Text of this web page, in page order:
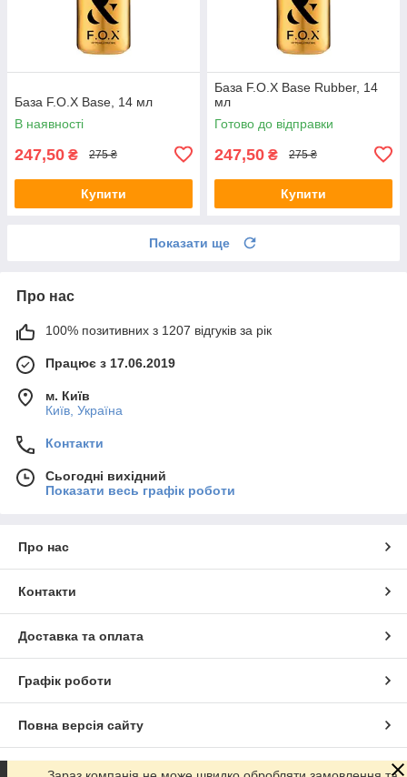
База F.O.X Base, 14 мл
В наявності
247,50 ₴ 275 ₴
Купити
База F.O.X Base Rubber, 14
мл
Готово до відправки
247,50 ₴ 275 ₴
Купити
Показати ще
Про нас
100% позитивних з 1207 відгуків за рік
Працює з 17.06.2019
м. Київ
Київ, Україна
Контакти
Сьогодні вихідний
Показати весь графік роботи
Про нас
Контакти
Доставка та оплата
Графік роботи
Повна версія сайту
Сайт створено на маркетплейсі Prom.ua